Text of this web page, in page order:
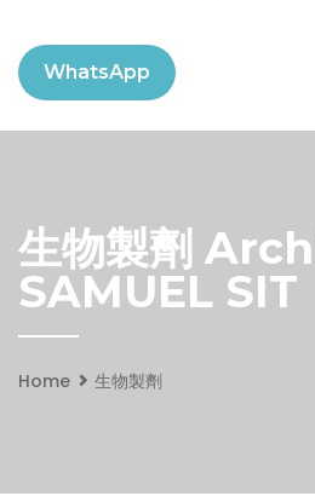
WhatsApp
生物製劑
SAMUEL SIT
Home 生物製劑